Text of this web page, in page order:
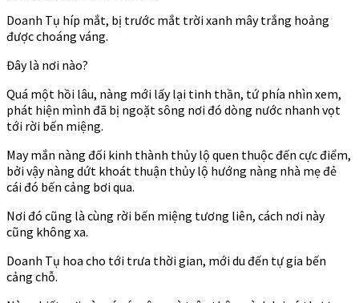
Doanh Tụ híp mắt, bị trước mắt trời xanh mây trắng hoảng
được choáng váng.
Đây là nơi nào?
Quá một hồi lâu, nàng mới lấy lại tinh thần, tứ phía nhìn xem,
phát hiện mình đã bị ngoặt sông nơi đó dòng nước nhanh vọt
tới rời bến miệng.
May mắn nàng đối kinh thành thủy lộ quen thuộc đến cực điểm,
bởi vậy nàng dứt khoát thuận thủy lộ hướng nàng nhà mẹ đẻ
cái đó bến cảng bơi qua.
Nơi đó cũng là cùng rời bến miệng tương liên, cách nơi này
cũng không xa.
Doanh Tụ hoa cho tới trưa thời gian, mới du đến tự gia bến
cảng chỗ.